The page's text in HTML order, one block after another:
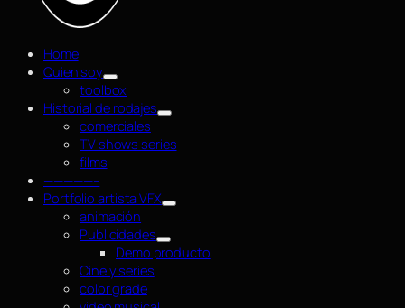
Home
Quien soy
toolbox
Historial de rodajes
comerciales
TV shows series
films
—————–
Portfolio artista VFX
animación
Publicidades
Demo producto
Cine y series
color grade